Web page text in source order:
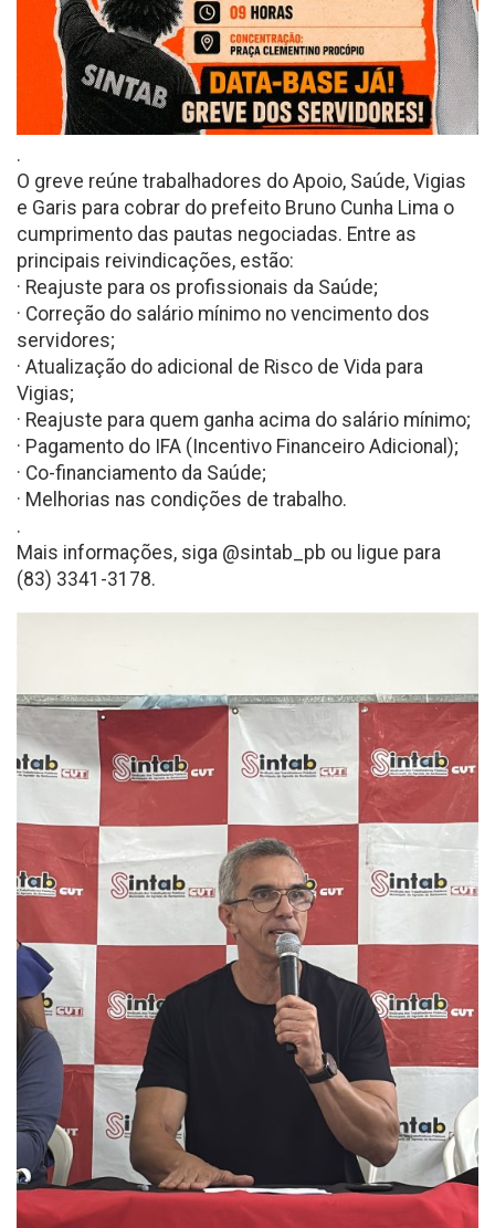
.
O greve reúne trabalhadores do Apoio, Saúde, Vigias
e Garis para cobrar do prefeito Bruno Cunha Lima o
cumprimento das pautas negociadas. Entre as
principais reivindicações, estão:
· Reajuste para os profissionais da Saúde;
· Correção do salário mínimo no vencimento dos
servidores;
· Atualização do adicional de Risco de Vida para
Vigias;
· Reajuste para quem ganha acima do salário mínimo;
· Pagamento do IFA (Incentivo Financeiro Adicional);
· Co-financiamento da Saúde;
· Melhorias nas condições de trabalho.
.
Mais informações, siga @sintab_pb ou ligue para
(83) 3341-3178.